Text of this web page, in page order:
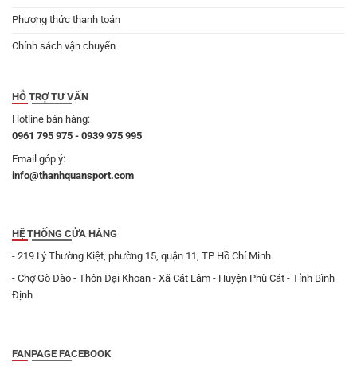
Phương thức thanh toán
Chính sách vận chuyển
HỖ TRỢ TƯ VẤN
Hotline bán hàng:
0961 795 975 - 0939 975 995
Email góp ý:
info@thanhquansport.com
HỆ THỐNG CỬA HÀNG
- 219 Lý Thường Kiệt, phường 15, quận 11, TP Hồ Chí Minh
- Chợ Gò Đào - Thôn Đại Khoan - Xã Cát Lâm - Huyện Phù Cát - Tỉnh Bình
Định
FANPAGE FACEBOOK